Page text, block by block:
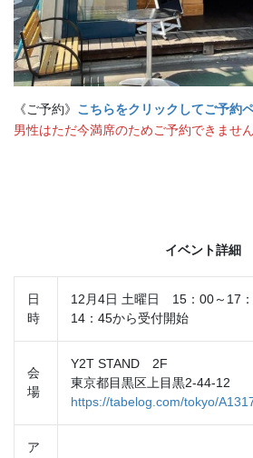
《ご予約》 こちらをクリックしてご予約
男性はただ今満席のためご予約できません
イベント詳細
日
時
12月4日 土曜日 15：00～17
14：45から受付開始
会
場
Y2T STAND 2F
東京都目黒区上目黒2-44-12
https://tabelog.com/tokyo/
ア